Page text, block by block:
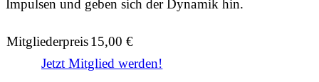
Impulsen und geben sich der Dynamik hin.
Mitgliederpreis15,00€
Jetzt Mitglied werden!